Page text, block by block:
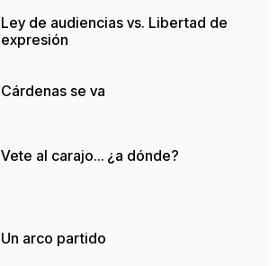
Ley de audiencias vs. Libertad de
expresión
Cárdenas se va
Vete al carajo… ¿a dónde?
Un arco partido